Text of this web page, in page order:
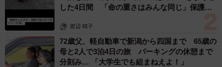
した4日間 「命の重さはみんな同じ」保護団
渡辺 晴子
72歳父、軽自動車で新潟から四国まで 65歳の
母と2人で3泊4日の旅 パーキングの休憩まで
分刻み… 「大学生でも組まねえよ！」